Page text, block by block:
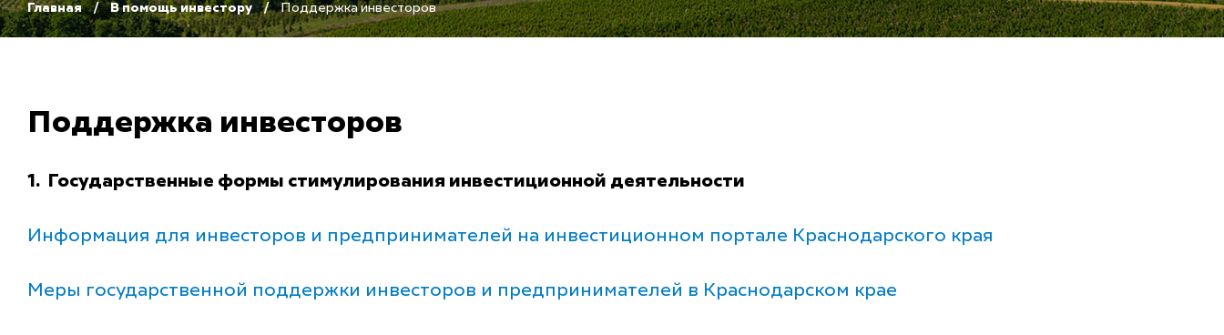
Главная В помощь инвестору Поддержка инвесторов
Поддержка инвесторов
1. Государственные формы стимулирования инвестиционной деятельности
Информация для инвесторов и предпринимателей на инвестиционном портале Краснодарского края
Меры государственной поддержки инвесторов и предпринимателей в Краснодарском крае